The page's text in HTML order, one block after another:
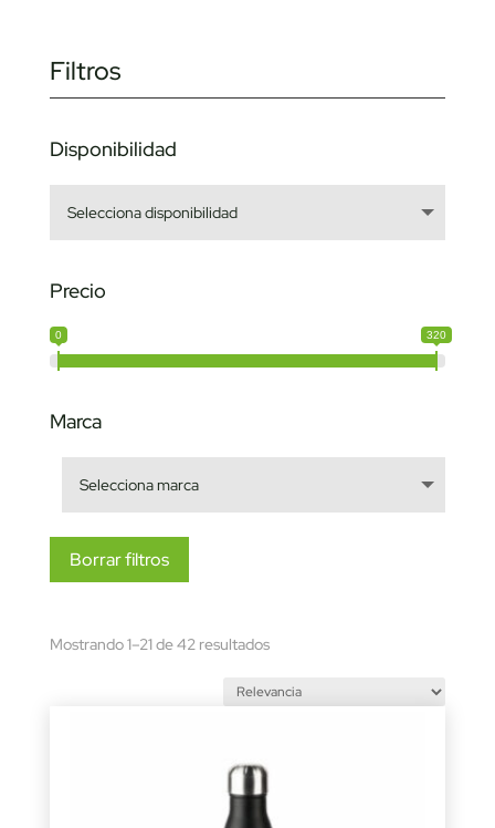
Filtros
Disponibilidad
Precio
0 320
Marca
Borrar filtros
Mostrando 1–21 de 42 resultadosSorted